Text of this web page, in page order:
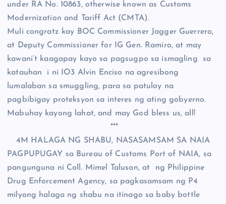
under RA No. 10863, otherwise known as Customs
Modernization and Tariff Act (CMTA).
Muli congratz kay BOC Commissioner Jagger Guerrero,
at Deputy Commissioner for IG Gen. Ramiro, at may
kawani’t kaagapay kayo sa pagsugpo sa ismagling sa
katauhan i ni IO3 Alvin Enciso na agresibong
lumalaban sa smuggling, para sa patuloy na
pagbibigay proteksyon sa interes ng ating gobyerno.
Mabuhay kayong lahat, and may God bless us, all!
***
4M HALAGA NG SHABU, NASASAMSAM SA NAIA
PAGPUPUGAY sa Bureau of Customs Port of NAIA, sa
pangunguna ni Coll. Mimel Talusan, at ng Philippine
Drug Enforcement Agency, sa pagkasamsam ng P4
milyong halaga ng shabu na itinago sa baby bottle